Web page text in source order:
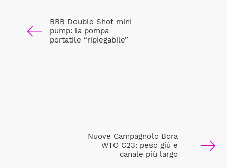
BBB Double Shot mini
pump: la pompa
portatile “ripiegabile”
Nuove Campagnolo Bora
WTO C23: peso giù e
canale più largo